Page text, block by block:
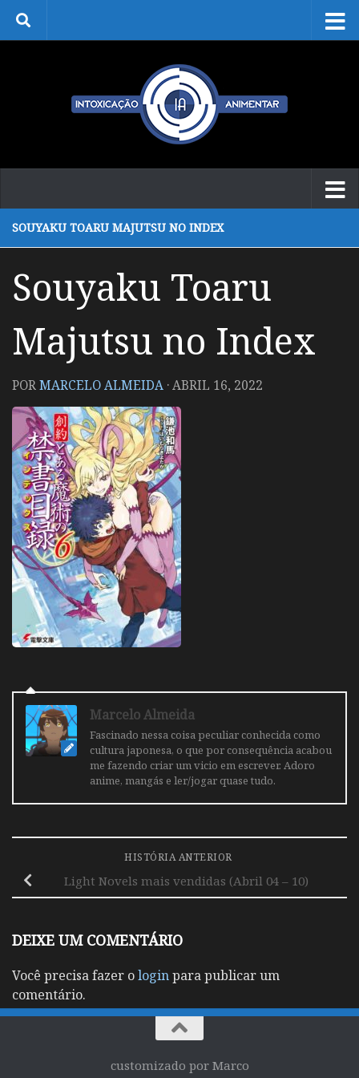
Skip to content
SOUYAKU TOARU MAJUTSU NO INDEX
Souyaku Toaru
Majutsu no Index
PORMARCELO ALMEIDA ·ABRIL 16, 2022
Marcelo Almeida
Fascinado nessa coisa peculiar conhecida como
cultura japonesa, o que por consequência acabou
me fazendo criar um vicio em escrever. Adoro
anime, mangás e ler/jogar quase tudo.
HISTÓRIA ANTERIOR
Light Novels mais vendidas (Abril 04 – 10)
DEIXE UM COMENTÁRIO
Você precisa fazer ologinpara publicar um
comentário.
customizado por Marco